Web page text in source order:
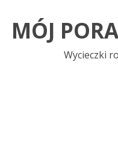
MÓJ
Wycieczki